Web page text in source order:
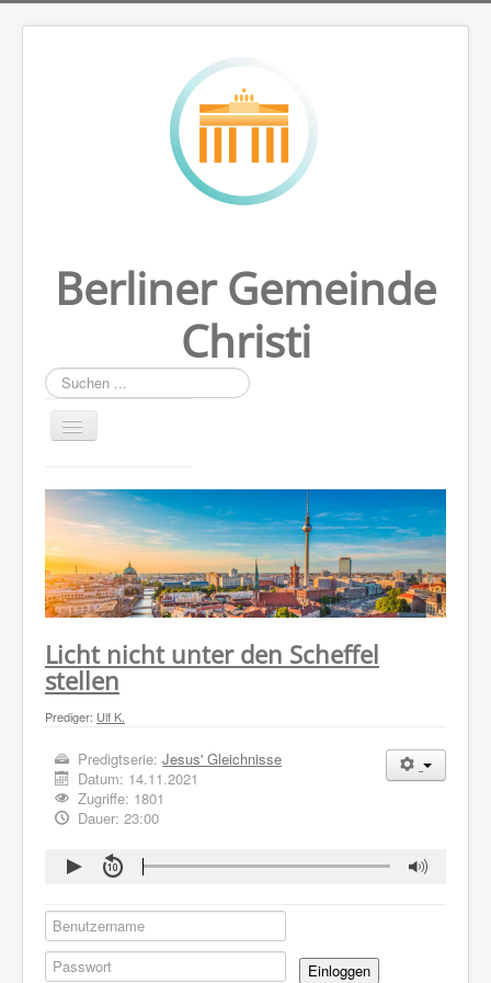
Berliner Gemeinde
Christi
Suchen
...
WER WIR SIND
GOTTESDIENST
PREDIGTEN
KONTAKT
Licht nicht unter den Scheffel
stellen
Prediger: Ulf K.
Predigtserie:Jesus' Gleichnisse
Datum: 14.11.2021
Zugriffe: 1801
Dauer: 23:00
Einloggen